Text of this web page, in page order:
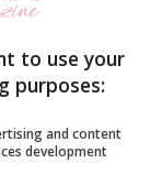
to use your
purposes:
and content
development